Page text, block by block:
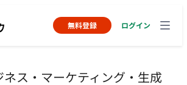
無料登録 ログイン
ス・マーケティング・生成